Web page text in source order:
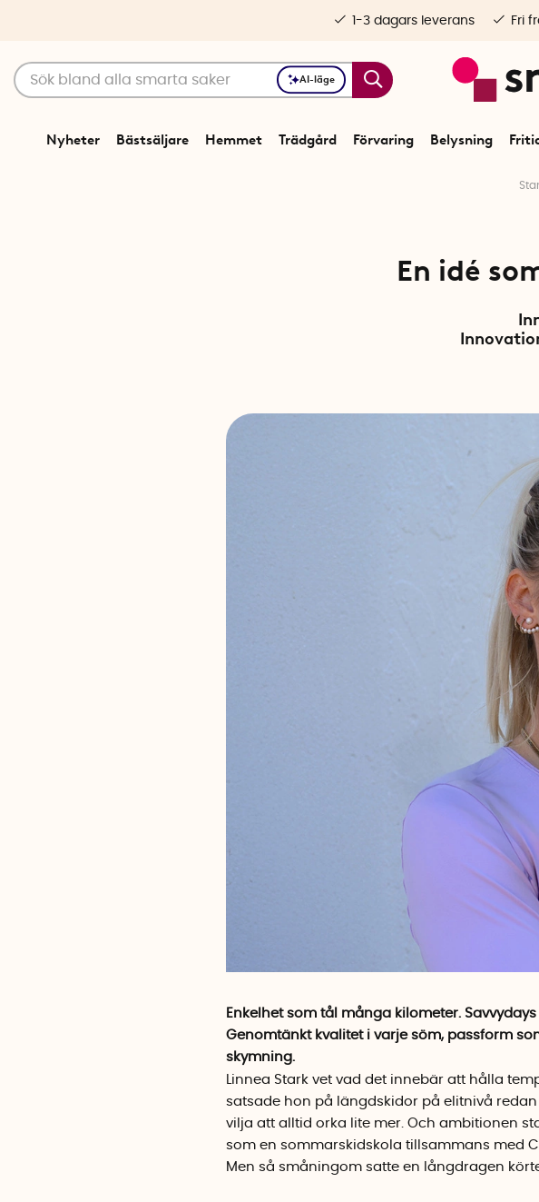
AI-läge
Nyheter Bästsäljare Hemmet Trädgård Förvaring Belysning
1-3 dagars leverans Fri
En idé
Enkelhet som tål många kilometer.
Genomtänkt kvalitet i varje söm, passform
skymning.
Linnea Stark vet vad det innebär att hålla
satsade hon på längdskidor på elitnivå
vilja att alltid orka lite mer. Och ambitionen
som en sommarskidskola tillsammans med
Men så småningom satte en långdragen